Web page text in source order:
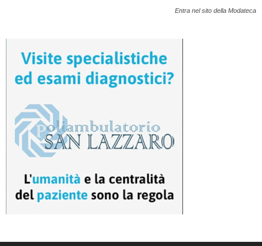
Entra nel sito della Modateca